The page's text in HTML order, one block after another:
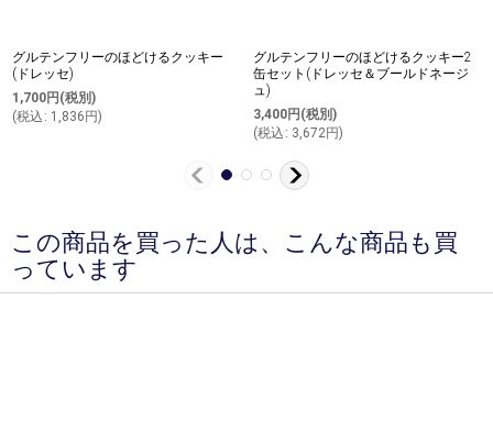
グルテンフリーのほどけるクッキー
(ドレッセ)
1,700円 (税別)
(税込 : 1,836 円)
グルテンフリーのほどけるクッキー2
缶セット(ドレッセ＆ブールドネージ
ュ)
3,400円 (税別)
(税込 : 3,672円)
この商品を買った人は、こんな商品も買
っています